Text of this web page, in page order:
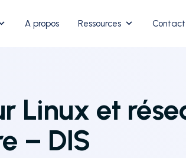
Contact
Ressources
A propos
Linux et
– DIS